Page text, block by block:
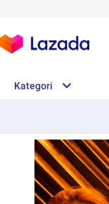
Kategori